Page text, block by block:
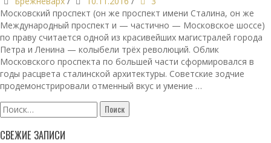
Московский проспект (он же проспект имени Сталина, он же
Международный проспект и — частично — Московское шоссе)
по праву считается одной из красивейших магистралей города
Петра и Ленина — колыбели трёх революций. Облик
Московского проспекта по большей части сформировался в
годы расцвета сталинской архитектуры. Советские зодчие
продемонстрировали отменный вкус и умение …
Найти:
СВЕЖИЕ ЗАПИСИ